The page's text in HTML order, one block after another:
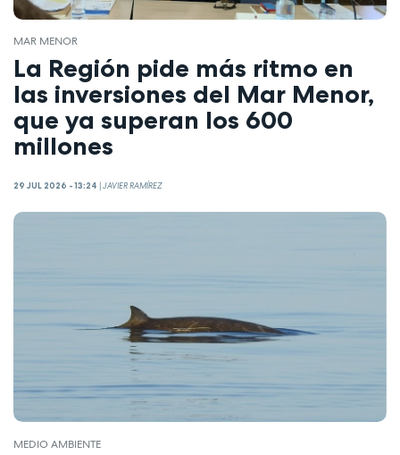
MAR MENOR
La Región pide más ritmo en
las inversiones del Mar Menor,
que ya superan los 600
millones
29 JUL 2026 - 13:24 |JAVIER RAMÍREZ
MEDIO AMBIENTE